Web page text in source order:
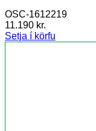
OSC-1612219
11.190 kr.
Setja í körfu